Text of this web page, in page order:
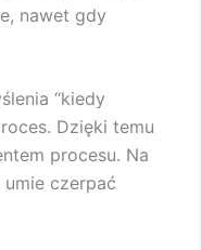
nawet gdy
“kiedy
Dzięki temu
procesu. Na
czerpać